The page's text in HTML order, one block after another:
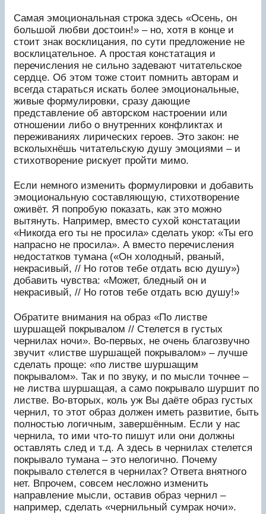
Самая эмоциональная строка здесь «Осень, он
большой любви достоин!» – но, хотя в конце и
стоит знак восклицания, по сути предложение не
восклицательное. А простая констатация и
перечисления не сильно задевают читательское
сердце. Об этом тоже стоит помнить авторам и
всегда стараться искать более эмоциональные,
живые формулировки, сразу дающие
представление об авторском настроении или
отношении либо о внутренних конфликтах и
переживаниях лирических героев. Это закон: не
всколыхнёшь читательскую душу эмоциями – и
стихотворение рискует пройти мимо.
Если немного изменить формулировки и добавить
эмоциональную составляющую, стихотворение
оживёт. Я попробую показать, как это можно
вытянуть. Например, вместо сухой констатации
«Никогда его ты не просила» сделать укор: «Ты его
напрасно не просила». А вместо перечисления
недостатков тумана («Он холодный, рваный,
некрасивый, // Но готов тебе отдать всю душу»)
добавить чувства: «Может, бледный он и
некрасивый, // Но готов тебе отдать всю душу!»
Обратите внимания на образ «По листве
шуршащей покрывалом // Стелется в густых
чернилах ночи». Во-первых, не очень благозвучно
звучит «листве шуршащей покрывалом» – лучше
сделать проще: «по листве шуршащим
покрывалом». Так и по звуку, и по мысли точнее –
не листва шуршащая, а само покрывало шуршит по
листве. Во-вторых, коль уж Вы даёте образ густых
чернил, то этот образ должен иметь развитие, быть
полностью логичным, завершённым. Если у нас
чернила, то ими что-то пишут или они должны
оставлять след и т.д. А здесь в чернилах стелется
покрывало тумана – это нелогично. Почему
покрывало стелется в чернилах? Ответа внятного
нет. Впрочем, совсем несложно изменить
направление мысли, оставив образ чернил –
например, сделать «чернильный сумрак ночи».